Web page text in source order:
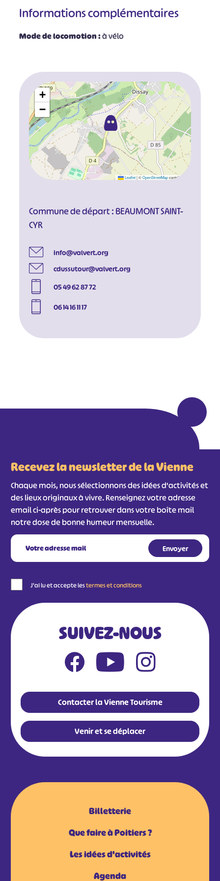
Informations complémentaires
Mode de locomotion :à vélo
+
−
Leaflet |©OpenStreetMapcontributors
Commune de départ : BEAUMONT SAINT-
CYR
info@valvert.org
cdussutour@valvert.org
05 49 62 87 72
06 14 16 11 17
Recevez la newsletter de la Vienne
Chaque mois, nous sélectionnons des idées d'activités et
des lieux originaux à vivre. Renseignez votre adresse
email ci-après pour retrouver dans votre boîte mail
notre dose de bonne humeur mensuelle.
J'ai lu et accepte lestermes et conditions
SUIVEZ-NOUS
Contacter la Vienne Tourisme
Venir et se déplacer
Billetterie
Que faire à Poitiers ?
Les idées d'activités
Agenda
#
#
#